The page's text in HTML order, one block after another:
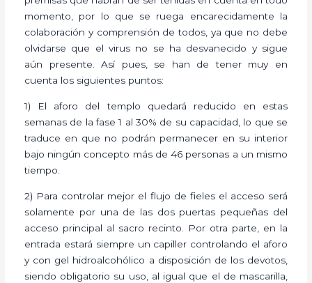
momento, por lo que se ruega encarecidamente la
colaboración y comprensión de todos, ya que no debe
olvidarse que el virus no se ha desvanecido y sigue
aún presente. Así pues, se han de tener muy en
cuenta los siguientes puntos:
1) El aforo del templo quedará reducido en estas
semanas de la fase 1 al 30% de su capacidad, lo que se
traduce en que no podrán permanecer en su interior
bajo ningún concepto más de 46 personas a un mismo
tiempo.
2) Para controlar mejor el flujo de fieles el acceso será
solamente por una de las dos puertas pequeñas del
acceso principal al sacro recinto. Por otra parte, en la
entrada estará siempre un capiller controlando el aforo
y con gel hidroalcohólico a disposición de los devotos,
siendo obligatorio su uso, al igual que el de mascarilla,